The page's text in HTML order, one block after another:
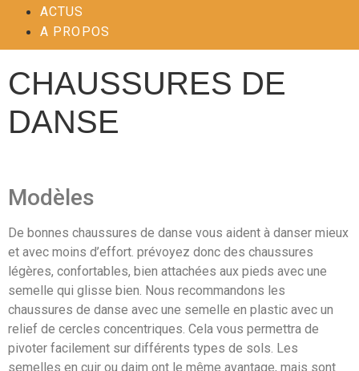
ACTUS
A PROPOS
CHAUSSURES DE
DANSE
Modèles
De bonnes chaussures de danse vous aident à danser mieux
et avec moins d’effort. prévoyez donc des chaussures
légères, confortables, bien attachées aux pieds avec une
semelle qui glisse bien. Nous recommandons les
chaussures de danse avec une semelle en plastic avec un
relief de cercles concentriques. Cela vous permettra de
pivoter facilement sur différents types de sols. Les
semelles en cuir ou daim ont le même avantage, mais sont